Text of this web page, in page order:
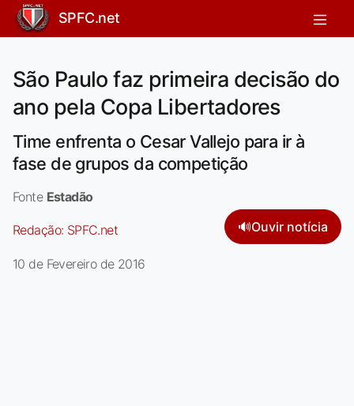
SPFC.net
São Paulo faz primeira decisão do
ano pela Copa Libertadores
Time enfrenta o Cesar Vallejo para ir à
fase de grupos da competição
Fonte Estadão
Redação: SPFC.net 🔊Ouvir notícia
10 de Fevereiro de 2016